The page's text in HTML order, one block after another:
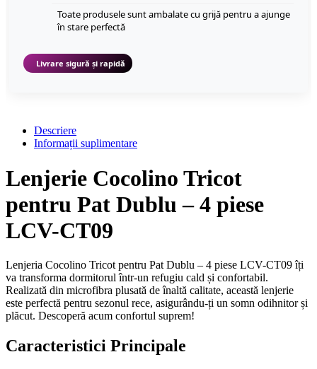
Toate produsele sunt ambalate cu grijă pentru a ajunge
în stare perfectă
Livrare sigură și rapidă
Descriere
Informații suplimentare
Lenjerie Cocolino Tricot
pentru Pat Dublu – 4 piese
LCV-CT09
Lenjeria Cocolino Tricot pentru Pat Dublu – 4 piese LCV-CT09 îți
va transforma dormitorul într-un refugiu cald și confortabil.
Realizată din microfibra plusată de înaltă calitate, această lenjerie
este perfectă pentru sezonul rece, asigurându-ți un somn odihnitor și
plăcut. Descoperă acum confortul suprem!
Caracteristici Principale